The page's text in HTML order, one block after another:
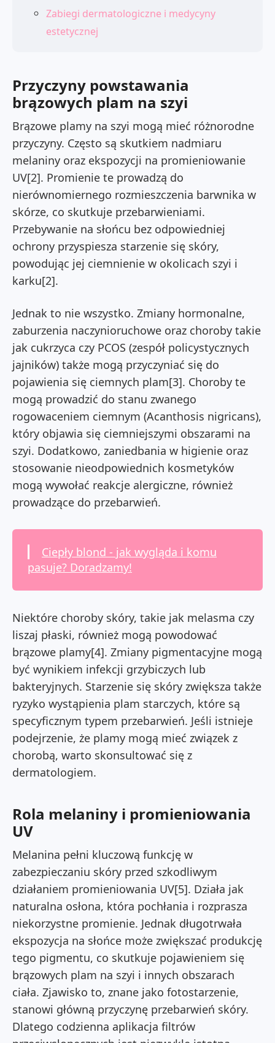
Zabiegi dermatologiczne i medycyny
estetycznej
Przyczyny powstawania
brązowych plam na szyi
Brązowe plamy na szyi mogą mieć różnorodne
przyczyny. Często są skutkiem nadmiaru
melaniny oraz ekspozycji na promieniowanie
UV[2]. Promienie te prowadzą do
nierównomiernego rozmieszczenia barwnika w
skórze, co skutkuje przebarwieniami.
Przebywanie na słońcu bez odpowiedniej
ochrony przyspiesza starzenie się skóry,
powodując jej ciemnienie w okolicach szyi i
karku[2].
Jednak to nie wszystko. Zmiany hormonalne,
zaburzenia naczynioruchowe oraz choroby takie
jak cukrzyca czy PCOS (zespół policystycznych
jajników) także mogą przyczyniać się do
pojawienia się ciemnych plam[3]. Choroby te
mogą prowadzić do stanu zwanego
rogowaceniem ciemnym (Acanthosis nigricans),
który objawia się ciemniejszymi obszarami na
szyi. Dodatkowo, zaniedbania w higienie oraz
stosowanie nieodpowiednich kosmetyków
mogą wywołać reakcje alergiczne, również
prowadzące do przebarwień.
Ciepły blond - jak wygląda i komu
pasuje? Doradzamy!
Niektóre choroby skóry, takie jak melasma czy
liszaj płaski, również mogą powodować
brązowe plamy[4]. Zmiany pigmentacyjne mogą
być wynikiem infekcji grzybiczych lub
bakteryjnych. Starzenie się skóry zwiększa także
ryzyko wystąpienia plam starczych, które są
specyficznym typem przebarwień. Jeśli istnieje
podejrzenie, że plamy mogą mieć związek z
chorobą, warto skonsultować się z
dermatologiem.
Rola melaniny i promieniowania
UV
Melanina pełni kluczową funkcję w
zabezpieczaniu skóry przed szkodliwym
działaniem promieniowania UV[5]. Działa jak
naturalna osłona, która pochłania i rozprasza
niekorzystne promienie. Jednak długotrwała
ekspozycja na słońce może zwiększać produkcję
tego pigmentu, co skutkuje pojawieniem się
brązowych plam na szyi i innych obszarach
ciała. Zjawisko to, znane jako fotostarzenie,
stanowi główną przyczynę przebarwień skóry.
Dlatego codzienna aplikacja filtrów